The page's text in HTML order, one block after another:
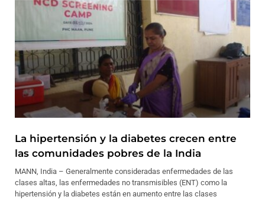
La hipertensión y la diabetes crecen entre
las comunidades pobres de la India
MANN, India – Generalmente consideradas enfermedades de las
clases altas, las enfermedades no transmisibles (ENT) como la
hipertensión y la diabetes están en aumento entre las clases